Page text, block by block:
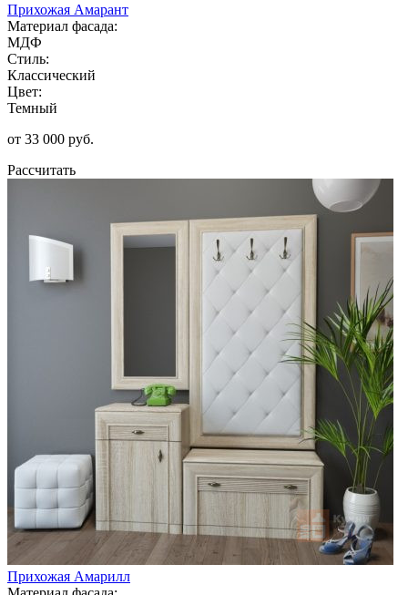
Прихожая Амарант
Материал фасада:
МДФ
Стиль:
Классический
Цвет:
Темный
от 33 000 руб.
Рассчитать
Прихожая Амарилл